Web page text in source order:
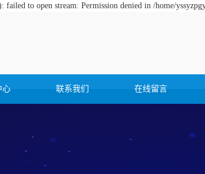
to open stream: Permission denied in /home/
心 联系我们 在线留言